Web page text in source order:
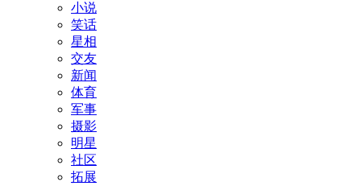
小说
笑话
星相
交友
新闻
体育
军事
摄影
明星
社区
拓展